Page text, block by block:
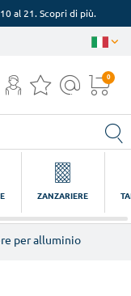
al 21. Scopri di più.
0
ZANZARIERE
per alluminio